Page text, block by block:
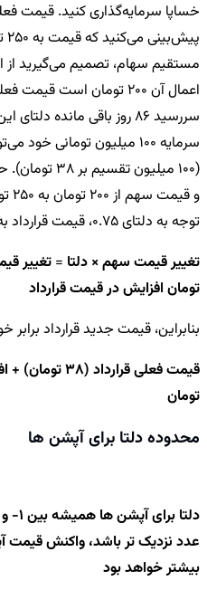
مستقیم سهام، تصمیم می‌گیرید از
(100 میلیون
توجه به دلتای 0.75، قیمت قرارداد به این شکل تغییر می‌کند:
تغییر قیمت سهم × دلتا=
تومان افزایش در قیمت قرارداد
بنابراین، قیمت جدید قرارداد برابر
تومان
محدوده دلتا برای آپشن ها
عدد نزدیک تر باشد، واکنش قیمت
بیشتر خواهد بود